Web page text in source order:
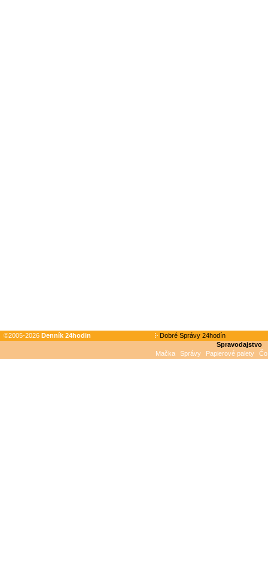
©2005-2026 Denník 24hodin
Dobré Správy 24hodín
Spravodajstvo
Mačka
Správy Papierové palety